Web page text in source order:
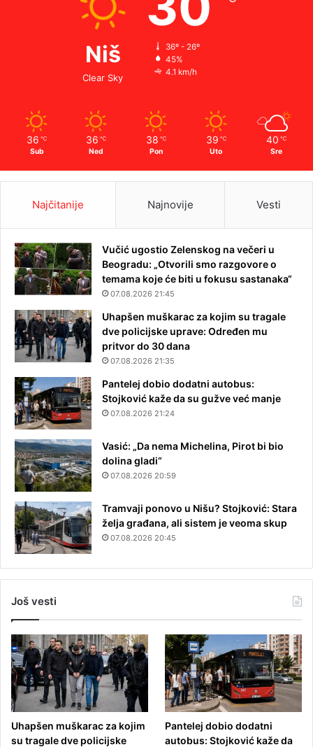
Niš
Clear Sky
36º - 26º
45%
4.1 km/h
36 ℃
Sub
36 ℃
Ned
38 ℃
Pon
39 ℃
Uto
40 ℃
Sre
Najčitanije Najnovije Vesti
Vučić ugostio Zelenskog na večeri u
Beogradu: „Otvorili smo razgovore o
temama koje će biti u fokusu sastanaka“
07.08.2026 21:45
Uhapšen muškarac za kojim su tragale
dve policijske uprave: Određen mu
pritvor do 30 dana
07.08.2026 21:35
Pantelej dobio dodatni autobus:
Stojković kaže da su gužve već manje
07.08.2026 21:24
Vasić: „Da nema Michelina, Pirot bi bio
dolina gladi“
07.08.2026 20:59
Tramvaji ponovo u Nišu? Stojković: Stara
želja građana, ali sistem je veoma skup
07.08.2026 20:45
Još vesti
Uhapšen muškarac za kojim
su tragale dve policijske
Pantelej dobio dodatni
autobus: Stojković kaže da